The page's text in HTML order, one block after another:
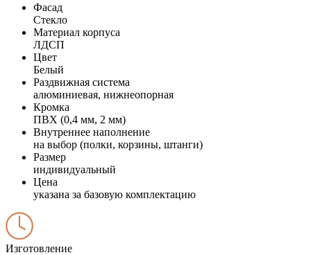
Фасад
Стекло
Материал корпуса
ЛДСП
Цвет
Белый
Раздвижная система
алюминиевая, нижнеопорная
Кромка
ПВХ (0,4 мм, 2 мм)
Внутреннее наполнение
на выбор (полки, корзины, штанги)
Размер
индивидуальный
Цена
указана за базовую комплектацию
Изготовление